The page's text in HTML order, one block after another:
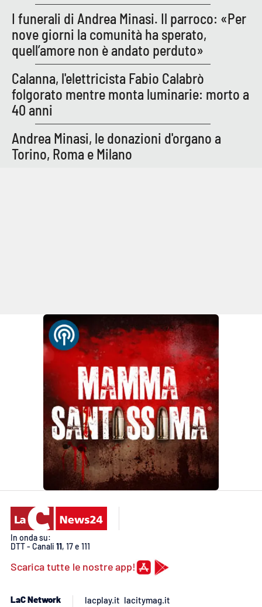
I funerali di Andrea Minasi. Il parroco: «Per
nove giorni la comunità ha sperato,
quell’amore non è andato perduto»
Calanna, l'elettricista Fabio Calabrò
folgorato mentre monta luminarie: morto a
40 anni
Andrea Minasi, le donazioni d'organo a
Torino, Roma e Milano
In onda su:
DTT - Canali 11, 17 e 111
Scarica tutte le nostre app!
LaC Network lacplay.it lacitymag.it